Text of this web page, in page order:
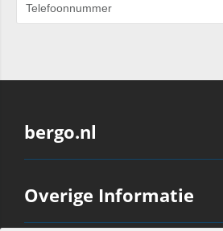
bergo.nl
Overige Informatie